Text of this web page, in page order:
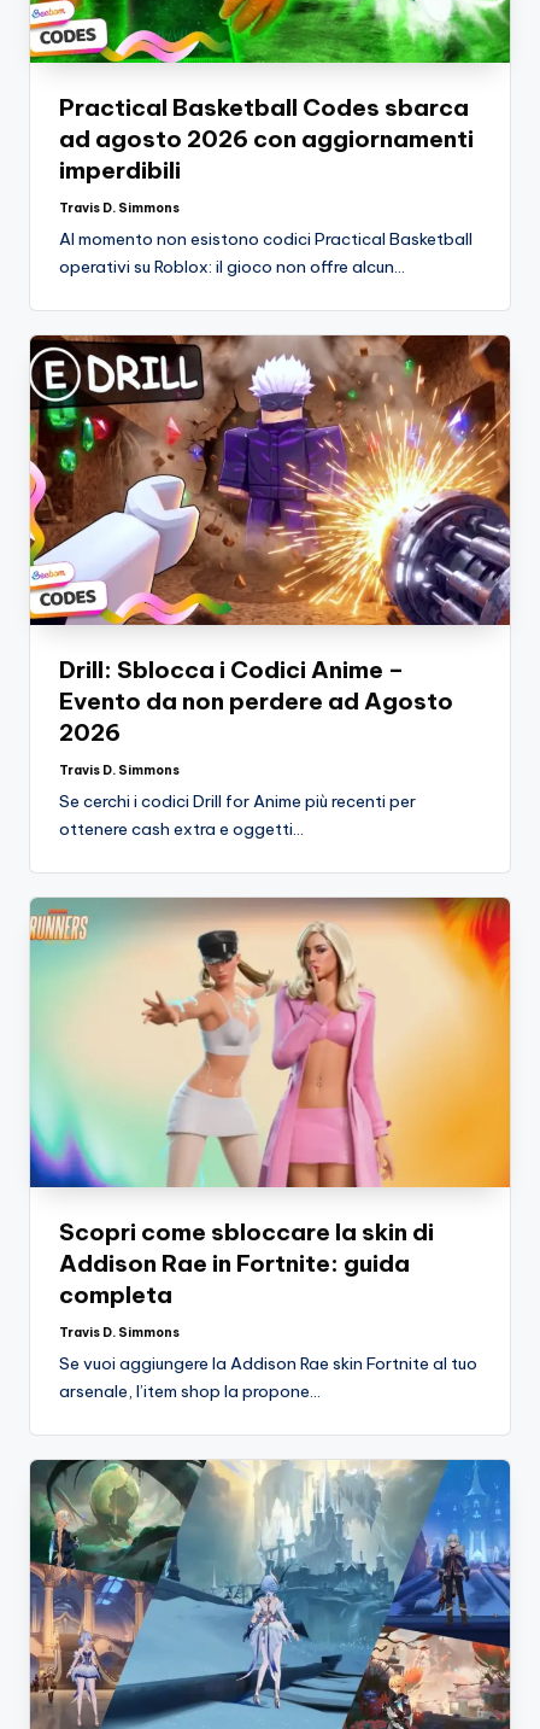
i
G
Practical Basketball Codes sbarca
ad agosto 2026 con aggiornamenti
imperdibili
Posted
Travis D. Simmons
Al momento non esistono codici Practical Basketball
operativi su Roblox: il gioco non offre alcun…
Drill: Sblocca i Codici Anime –
Evento da non perdere ad Agosto
2026
Posted
Travis D. Simmons
Se cerchi i codici Drill for Anime più recenti per
ottenere cash extra e oggetti…
Scopri come sbloccare la skin di
Addison Rae in Fortnite: guida
completa
Posted
Travis D. Simmons
Se vuoi aggiungere la Addison Rae skin Fortnite al tuo
arsenale, l’item shop la propone…